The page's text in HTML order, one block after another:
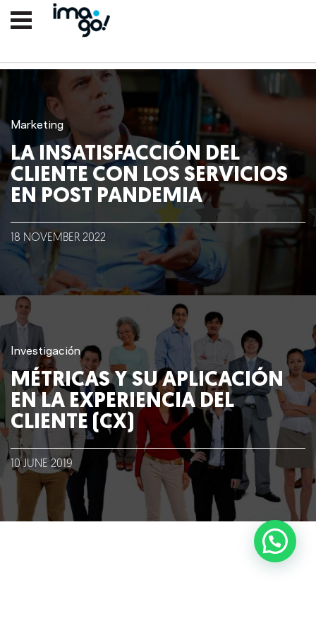
Nosotros
Lo que hacemos
Blog
Talento
Conversemos
Marketing
LA INSATISFACCIÓN DEL
CLIENTE CON LOS SERVICIOS
EN POST PANDEMIA
18 NOVEMBER 2022
Investigación
MÉTRICAS Y SU APLICACIÓN
EN LA EXPERIENCIA DEL
CLIENTE (CX)
10 JUNE 2019